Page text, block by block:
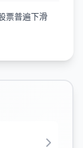
票普遍下滑